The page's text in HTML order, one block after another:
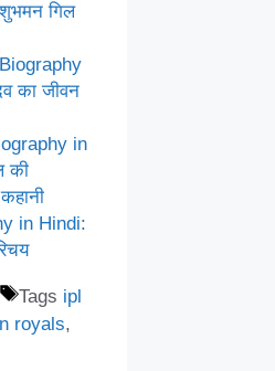
गिल
का जीवन
in
की
in Hindi:
Tags ipl
royals,